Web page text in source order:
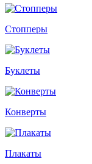
Стопперы
Буклеты
Конверты
Плакаты